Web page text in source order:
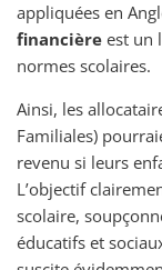
appliquées en
financière est un
normes scolaires.
Ainsi, les
Familiales)
revenu si leurs
L’objectif
scolaire,
éducatifs et